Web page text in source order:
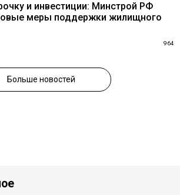
и инвестиции: Минстрой РФ
меры поддержки жилищного
964
Больше новостей